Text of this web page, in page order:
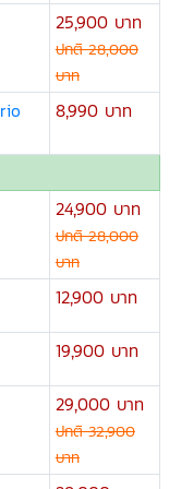
25,900 บาท
ปกติ 28,000
บาท
8,990 บาท
24,900 บาท
ปกติ 28,000
บาท
12,900 บาท
19,900 บาท
29,000 บาท
ปกติ 32,900
บาท